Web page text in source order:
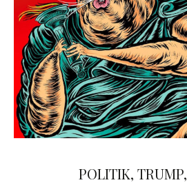
POLITIK, TRUMP,